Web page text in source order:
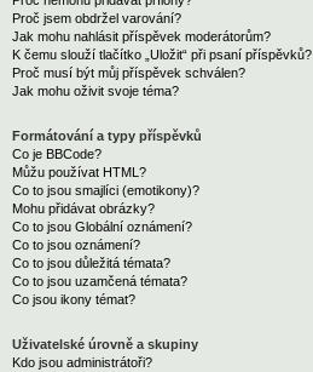
Proč jsem obdržel varování?
Jak mohu nahlásit příspěvek moderátorům?
K čemu slouží tlačítko „Uložit“ při psaní příspěvků?
Proč musí být můj příspěvek schválen?
Jak mohu oživit svoje téma?
Formátování a typy příspěvků
Co je BBCode?
Můžu používat HTML?
Co to jsou smajlíci (emotikony)?
Mohu přidávat obrázky?
Co to jsou Globální oznámení?
Co to jsou oznámení?
Co to jsou důležitá témata?
Co to jsou uzamčená témata?
Co jsou ikony témat?
Uživatelské úrovně a skupiny
Kdo jsou administrátoři?